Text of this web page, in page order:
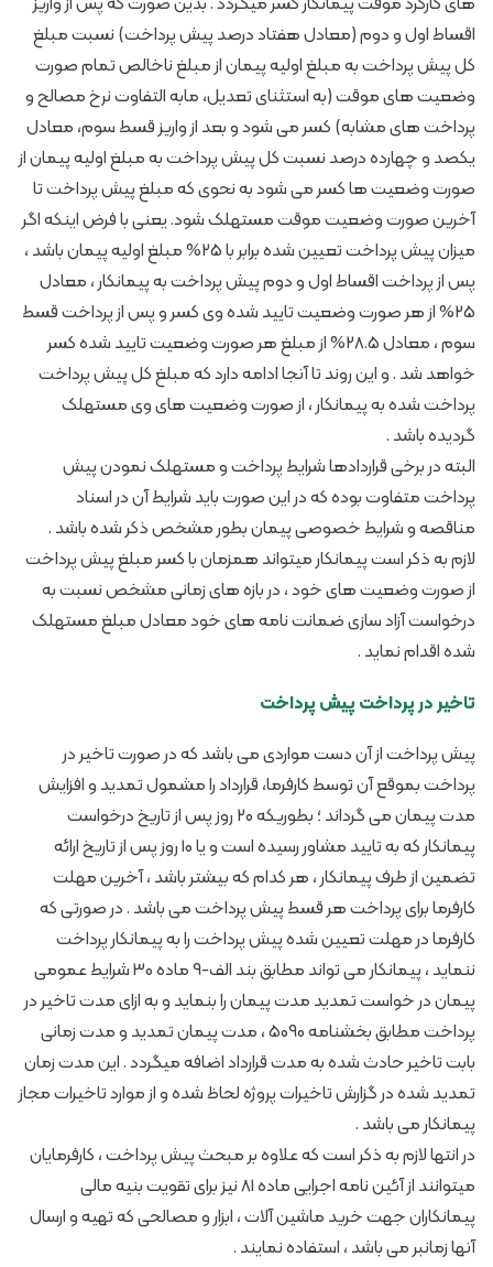
اقساط اول و دوم (معادل هفتاد درصد پیش پرداخت) نسبت ‏مبلغ
کل ‏پیش پرداخت به مبلغ اولیه پیمان از مبلغ ناخالص تمام صورت
وضعیت های موقت (به ‏استثنای تعدیل، ‏مابه التفاوت نرخ مصالح و
پرداخت های مشابه) کسر می شود و بعد از واریز قسط ‏سوم، معادل
یکصد و ‏چهارده درصد نسبت کل پیش پرداخت به مبلغ اولیه پیمان از
صورت ‏وضعیت ها کسر می شود به نحوی ‏که مبلغ پیش پرداخت تا
آخرین صورت وضعیت موقت ‏مستهلک شود‎‏. یعنی با فرض اینکه اگر
میزان پیش پرداخت تعیین شده برابر با 25% مبلغ اولیه پیمان باشد ،
پس از پرداخت اقساط اول و دوم پیش پرداخت به پیمانکار ، معادل
25% از هر صورت وضعیت تایید شده وی کسر و پس از پرداخت قسط
سوم ، معادل 28.5% از مبلغ هر صورت وضعیت تایید شده کسر
خواهد شد . و این روند تا آنجا ادامه دارد که مبلغ کل پیش پرداخت
پرداخت شده به پیمانکار ، از صورت وضعیت های وی مستهلک
گردیده باشد .
البته در برخی قراردادها شرایط پرداخت و مستهلک نمودن پیش
پرداخت متفاوت بوده که در این صورت باید شرایط آن در اسناد
مناقصه و شرایط خصوصی پیمان بطور مشخص ذکر شده باشد .
لازم به ذکر است پیمانکار میتواند همزمان با کسر مبلغ پیش پرداخت
از صورت وضعیت های خود ، در بازه های زمانی مشخص نسبت به
درخواست آزاد سازی ضمانت نامه های خود معادل مبلغ مستهلک
شده اقدام نماید .
تاخیر در پرداخت پیش پرداخت
پیش پرداخت از آن دست مواردی می باشد که در صورت تاخیر در
پرداخت بموقع آن توسط کارفرما، قرارداد را مشمول تمدید و افزایش
مدت پیمان می گرداند ؛ بطوریکه 20 روز پس از تاریخ درخواست
پیمانکار که به تایید مشاور رسیده است و یا 10 روز پس از تاریخ ارائه
تضمین از طرف پیمانکار ، هر کدام که بیشتر باشد ، آخرین مهلت
کارفرما برای پرداخت هر قسط پیش پرداخت می باشد . در صورتی که
کارفرما در مهلت تعیین شده پیش پرداخت را به پیمانکار پرداخت
ننماید ، پیمانکار می تواند مطابق بند الف-9 ماده 30 شرایط عمومی
پیمان در خواست تمدید مدت پیمان را بنماید و به ازای مدت تاخیر در
پرداخت مطابق بخشنامه 5090 ، مدت پیمان تمدید و مدت زمانی
بابت تاخیر حادث شده به مدت قرارداد اضافه میگردد . این مدت زمان
تمدید شده در گزارش تاخیرات پروژه لحاظ شده و از موارد تاخیرات مجاز
پیمانکار می باشد .
در انتها لازم به ذکر است که علاوه بر مبحث پیش پرداخت ، کارفرمایان
میتوانند از آئین نامه اجرایی ماده 81 نیز برای تقویت بنیه مالی
پیمانکاران جهت خرید ماشین آلات ، ابزار و مصالحی که تهیه و ارسال
آنها زمانبر می باشد ، استفاده نمایند .